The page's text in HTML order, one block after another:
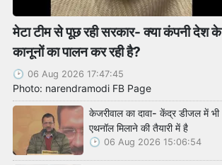
मेटा टीम से पूछ रही सरकार- क्या कंपनी देश के
कानूनों का पालन कर रही है?
06 Aug 2026 17:47:45
Photo: narendramodi FB Page
केजरीवाल का दावा- केंद्र डीजल में भी
एथनॉल मिलाने की तैयारी में है
06 Aug 2026 15:06:54